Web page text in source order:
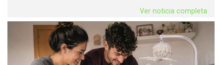
Ver noticia completa